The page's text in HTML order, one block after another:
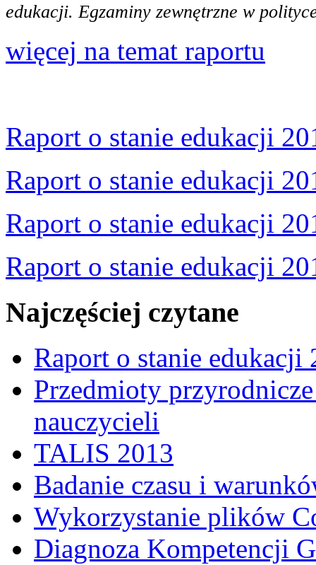
edukacji. Egzaminy zewnętrzne w
więcej na temat raportu
Raport o stanie edukacji
Raport o stanie edukacji
Raport o stanie edukacji
Raport o stanie edukacji
Najczęściej czytane
Raport o stanie edukacji
Przedmioty
nauczycieli
TALIS 2013
Badanie czasu i
Wykorzystanie plików
Diagnoza Kompetencji